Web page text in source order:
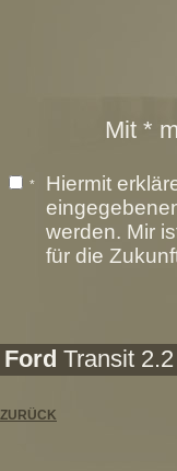
Mit *
*
Hiermit
werden. Mir
für die
Ford Transit
ZURÜCK